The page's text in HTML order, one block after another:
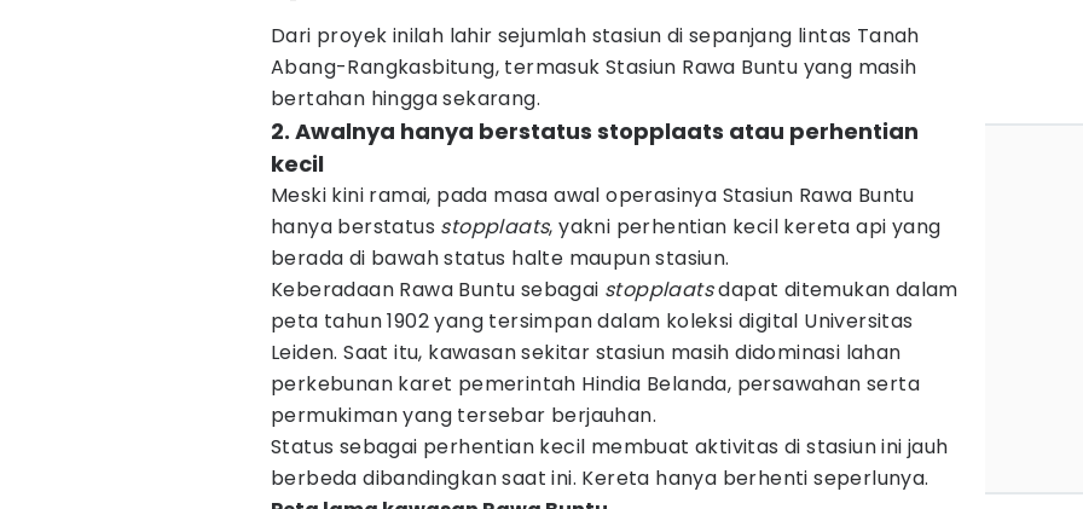
Dari proyek inilah lahir sejumlah stasiun di sepanjang lintas Tanah
Abang-Rangkasbitung, termasuk Stasiun Rawa Buntu yang masih
bertahan hingga sekarang.
2. Awalnya hanya berstatus stopplaats atau perhentian
kecil
Meski kini ramai, pada masa awal operasinya Stasiun Rawa Buntu
hanya berstatus stopplaats, yakni perhentian kecil kereta api yang
berada di bawah status halte maupun stasiun.
Keberadaan Rawa Buntu sebagai stopplaatsdapat ditemukan dalam
peta tahun 1902 yang tersimpan dalam koleksi digital Universitas
Leiden. Saat itu, kawasan sekitar stasiun masih didominasi lahan
perkebunan karet pemerintah Hindia Belanda, persawahan serta
permukiman yang tersebar berjauhan.
Status sebagai perhentian kecil membuat aktivitas di stasiun ini jauh
berbeda dibandingkan saat ini. Kereta hanya berhenti seperlunya.